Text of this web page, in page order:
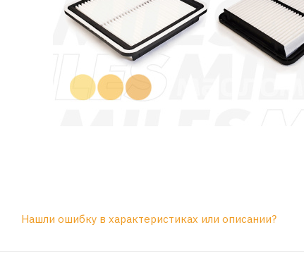
Нашли ошибку в характеристиках или описании?